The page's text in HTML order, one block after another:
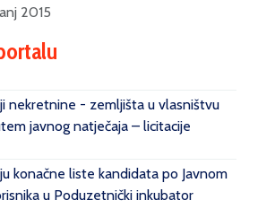
2015
nekretnine - zemljišta u vlasništvu
javnog natječaja – licitacije
konačne liste kandidata po Javnom
u Poduzetnički inkubator